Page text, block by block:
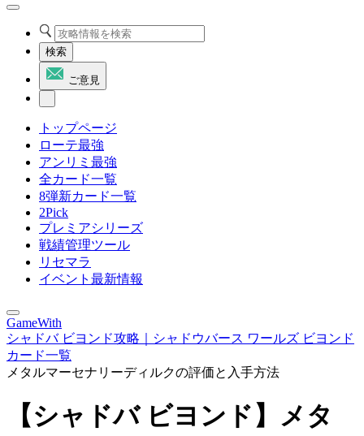
検索
ご意見
トップページ
ローテ最強
アンリミ最強
全カード一覧
8弾新カード一覧
2Pick
プレミアシリーズ
戦績管理ツール
リセマラ
イベント最新情報
GameWith
シャドバ ビヨンド攻略｜シャドウバース ワールズ ビヨンド
カード一覧
メタルマーセナリーディルクの評価と入手方法
【シャドバ ビヨンド】メタ